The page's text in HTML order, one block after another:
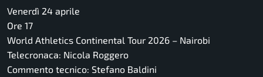
Venerdì 24 aprile
Ore 17
World Athletics Continental Tour 2026 – Nairobi
Telecronaca: Nicola Roggero
Commento tecnico: Stefano Baldini